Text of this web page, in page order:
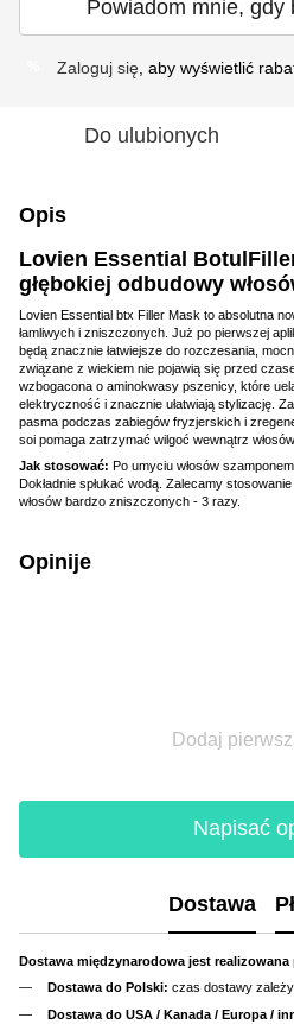
Powiadom mnie, gdy
Zaloguj się , aby wyświetlić
Do ulubionych
Opis
Lovien Essential
głębokiej odbudowy
Lovien Essential btx Filler Mask to absolutna
łamliwych i zniszczonych. Już po pierwszej
będą znacznie łatwiejsze do rozczesania,
związane z wiekiem nie pojawią się przed
wzbogacona o aminokwasy pszenicy, które
elektryczność i znacznie ułatwiają stylizację.
pasma podczas zabiegów fryzjerskich i
soi pomaga zatrzymać wilgoć wewnątrz włosów.
Jak stosować: Po umyciu włosów
Dokładnie spłukać wodą. Zalecamy
włosów bardzo zniszczonych - 3 razy.
Opinije
Dodaj
Napisać
Dostawa
Dostawa międzynarodowa jest realizowana
Dostawa do Polski: czas dostawy
Dostawa do USA / Kanada / Europa /